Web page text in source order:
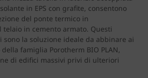
in EPS con grafite, consentono
del ponte termico in
telaio in cemento armato. Questi
sono la soluzione ideale da abbinare ai
famiglia Porotherm BIO PLAN,
di edifici massivi privi di ulteriori